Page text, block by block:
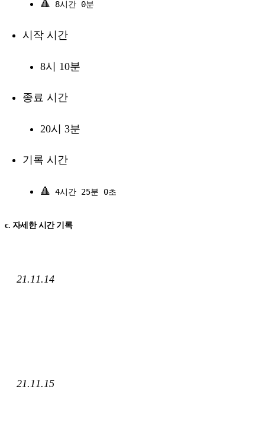
🔺 8시간 0분
시작 시간
8시 10분
종료 시간
20시 3분
기록 시간
🔺 4시간 25분 0초
c. 자세한 시간 기록
21.11.14
21.11.15